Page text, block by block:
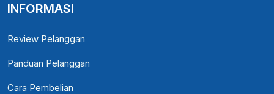
INFORMASI
Review Pelanggan
Panduan Pelanggan
Cara Pembelian